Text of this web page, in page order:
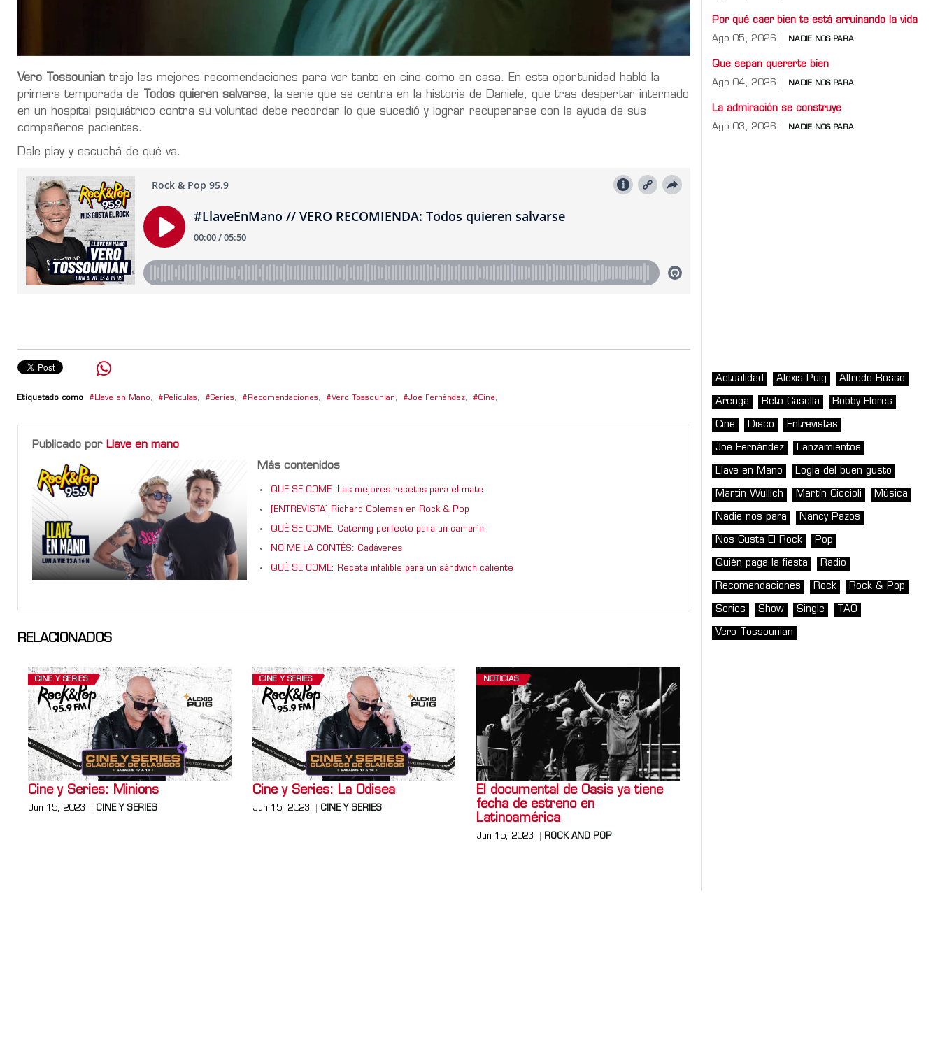
Vero Tossounian trajo las mejores recomendaciones para ver tanto en cine como en casa. En esta oportunidad habló la
primera temporada de
Todos quieren salvarse, la serie que se centra en la historia de Daniele, que tras despertar internado
en un hospital psiquiátrico contra su voluntad debe recordar lo que sucedió y lograr recuperarse con la ayuda de sus
compañeros pacientes.
Dale play y escuchá de qué va.
Etiquetado como Llave en Mano, Películas, Series, Recomendaciones, Vero Tossounian, Joe Fernández, Cine,
Publicado por Llave en mano
Más contenidos
QUE SE COME: Las mejores recetas para el mate
[ENTREVISTA] Richard Coleman en Rock & Pop
QUÉ SE COME: Catering perfecto para un camarín
NO ME LA CONTÉS: Cadáveres
QUÉ SE COME: Receta infalible para un sándwich caliente
RELACIONADOS
CINE Y SERIES
Cine y Series: Minions
Jun 15, 2023 CINE Y SERIES
CINE Y SERIES
Cine y Series: La Odisea
Jun 15, 2023 CINE Y SERIES
NOTICIAS
El documental de Oasis ya tiene
fecha de estreno en
Latinoamérica
Jun 15, 2023 ROCK AND POP
Por qué caer bien te está arruinando la vida
Ago 05, 2026 NADIE NOS PARA
Que sepan quererte bien
Ago 04, 2026 NADIE NOS PARA
La admiración se construye
Ago 03, 2026 NADIE NOS PARA
Actualidad Alexis Puig Alfredo Rosso
Arenga Beto Casella Bobby Flores
Cine Disco Entrevistas
Joe Fernández Lanzamientos
Llave en Mano Logia del buen gusto
Martin Wullich Martín Ciccioli Música
Nadie nos para Nancy Pazos
Nos Gusta El Rock Pop
Quién paga la fiesta Radio
Recomendaciones Rock Rock & Pop
Series Show Single TAO
Vero Tossounian